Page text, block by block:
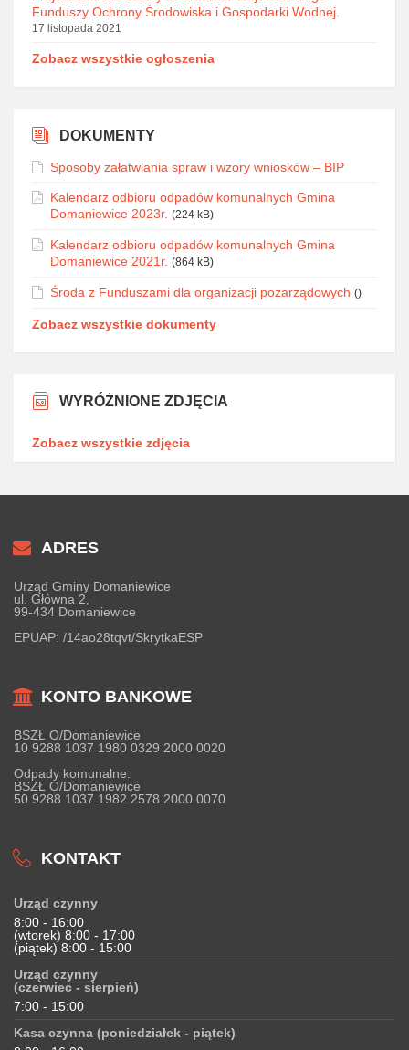
Funduszy Ochrony Środowiska i Gospodarki Wodnej.
17 listopada 2021
Zobacz wszystkie ogłoszenia
DOKUMENTY
Sposoby załatwiania spraw i wzory wniosków – BIP
Kalendarz odbioru odpadów komunalnych Gmina
Domaniewice 2023r. (224 kB)
Kalendarz odbioru odpadów komunalnych Gmina
Domaniewice 2021r. (864 kB)
Środa z Funduszami dla organizacji pozarządowych ()
Zobacz wszystkie dokumenty
WYRÓŻNIONE ZDJĘCIA
Zobacz wszystkie zdjęcia
ADRES
Urząd Gminy Domaniewice
ul. Główna 2,
99-434 Domaniewice
EPUAP: /14ao28tqvt/SkrytkaESP
KONTO BANKOWE
BSZŁ O/Domaniewice
10 9288 1037 1980 0329 2000 0020
Odpady komunalne:
BSZŁ O/Domaniewice
50 9288 1037 1982 2578 2000 0070
KONTAKT
Urząd czynny
8:00 - 16:00
(wtorek) 8:00 - 17:00
(piątek) 8:00 - 15:00
Urząd czynny
(czerwiec - sierpień)
7:00 - 15:00
Kasa czynna (poniedziałek - piątek)